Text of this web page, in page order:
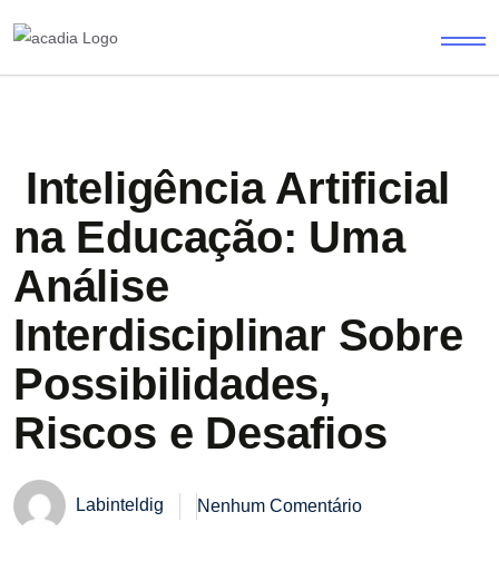
Inteligência Artificial
na Educação: Uma
Análise
Interdisciplinar Sobre
Possibilidades,
Riscos e Desafios
Labinteldig Nenhum Comentário